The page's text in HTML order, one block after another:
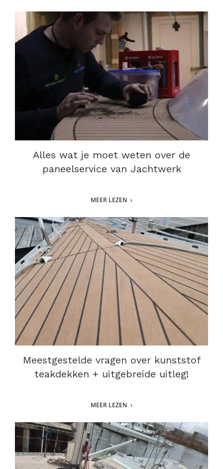
Alles wat je moet weten over de
paneelservice van Jachtwerk
MEER LEZEN
Meestgestelde vragen over kunststof
teakdekken + uitgebreide uitleg!
MEER LEZEN